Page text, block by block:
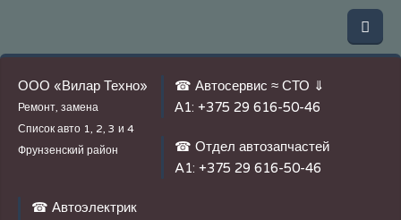
ООО «Вилар Техно»
Ремонт, замена
Список авто 1, 2, 3 и 4
Фрунзенский район
☎ Автосервис ≈ СТО ⇓
А1: +375 29 616-50-46
☎ Отдел автозапчастей
A1: +375 29 616-50-46
☎ Автоэлектрик